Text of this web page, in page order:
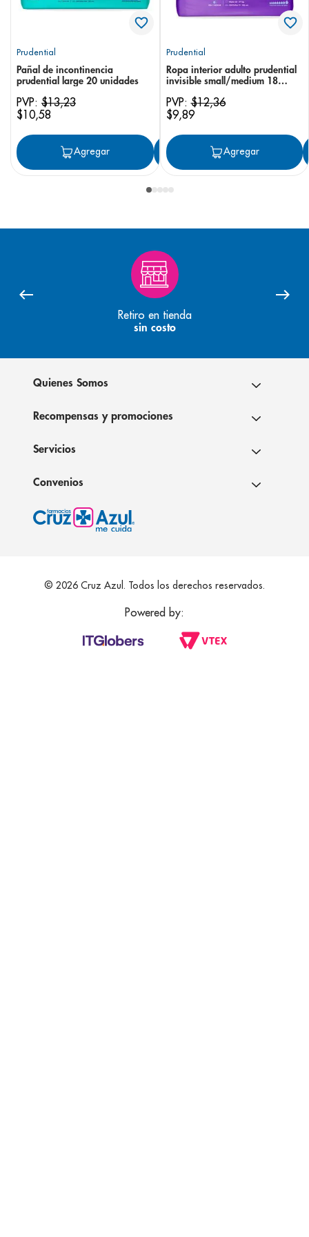
Prudential
Pañal de incontinencia
prudential large 20 unidades
PVP: $13,23
$10,58
Agregar Agregar
Prudential
Ropa interior adulto prudential
invisible small/medium 18
PVP:$12,36
$9,89
Agregar
Retiro en tienda
sin costo
Quienes Somos
Recompensas y promociones
Servicios
Convenios
© 2026 Cruz Azul. Todos los derechos reservados.
Powered by: